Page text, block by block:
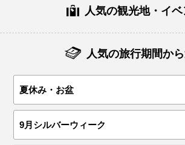
人気の観光地・イベ
人気の旅行期間か
夏休み・お盆
9月シルバーウィーク